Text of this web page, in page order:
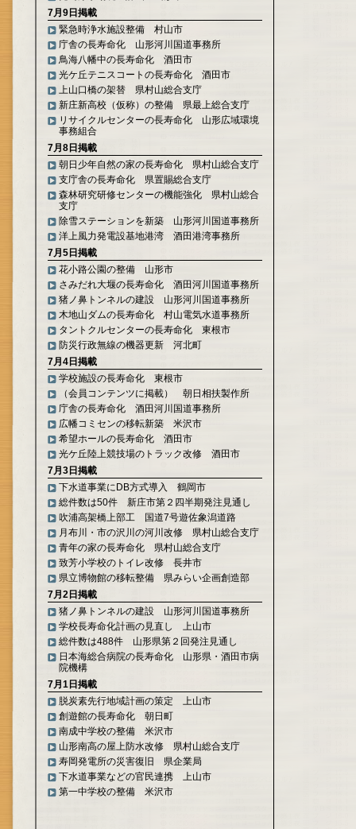
7月9日掲載
緊急時浄水施設整備 村山市
庁舎の長寿命化 山形河川国道事務所
鳥海八幡中の長寿命化 酒田市
光ケ丘テニスコートの長寿命化 酒田市
上山口橋の架替 県村山総合支庁
新庄新高校（仮称）の整備 県最上総合支庁
リサイクルセンターの長寿命化 山形広域環境
事務組合
7月8日掲載
朝日少年自然の家の長寿命化 県村山総合支庁
支庁舎の長寿命化 県置賜総合支庁
森林研究研修センターの機能強化 県村山総合
支庁
除雪ステーションを新築 山形河川国道事務所
洋上風力発電設基地港湾 酒田港湾事務所
7月5日掲載
花小路公園の整備 山形市
さみだれ大堰の長寿命化 酒田河川国道事務所
猪ノ鼻トンネルの建設 山形河川国道事務所
木地山ダムの長寿命化 村山電気水道事務所
タントクルセンターの長寿命化 東根市
防災行政無線の機器更新 河北町
7月4日掲載
学校施設の長寿命化 東根市
（会員コンテンツに掲載） 朝日相扶製作所
庁舎の長寿命化 酒田河川国道事務所
広幡コミセンの移転新築 米沢市
希望ホールの長寿命化 酒田市
光ケ丘陸上競技場のトラック改修 酒田市
7月3日掲載
下水道事業にDB方式導入 鶴岡市
総件数は50件 新庄市第２四半期発注見通し
吹浦高架橋上部工 国道7号遊佐象潟道路
月布川・市の沢川の河川改修 県村山総合支庁
青年の家の長寿命化 県村山総合支庁
致芳小学校のトイレ改修 長井市
県立博物館の移転整備 県みらい企画創造部
7月2日掲載
猪ノ鼻トンネルの建設 山形河川国道事務所
学校長寿命化計画の見直し 上山市
総件数は488件 山形県第２回発注見通し
日本海総合病院の長寿命化 山形県・酒田市病
院機構
7月1日掲載
脱炭素先行地域計画の策定 上山市
創遊館の長寿命化 朝日町
南成中学校の整備 米沢市
山形南高の屋上防水改修 県村山総合支庁
寿岡発電所の災害復旧 県企業局
下水道事業などの官民連携 上山市
第一中学校の整備 米沢市